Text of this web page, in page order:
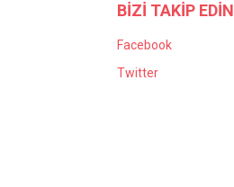
BİZİ TAKİP EDİN
Facebook
Twitter